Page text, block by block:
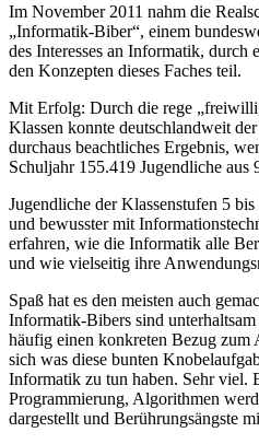
Im November 2011 nahm die
„Informatik-Biber“, einem
des Interesses an Informatik, durch
den Konzepten dieses Faches teil.
Mit Erfolg: Durch die rege
Klassen konnte deutschlandweit
durchaus beachtliches Ergebnis,
Schuljahr 155.419 Jugendliche aus
Jugendliche der Klassenstufen 5
und bewusster mit
erfahren, wie die Informatik alle
und wie vielseitig ihre
Spaß hat es den meisten auch
Informatik-Bibers sind
häufig einen konkreten Bezug zum
sich was diese bunten
Informatik zu tun haben. Sehr viel.
Programmierung, Algorithmen
dargestellt und Berührungsängste